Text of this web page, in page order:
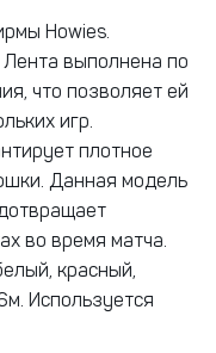
Howies.
выполнена по
что позволяет ей
игр.
плотное
Данная модель
во время матча.
красный,
Используется